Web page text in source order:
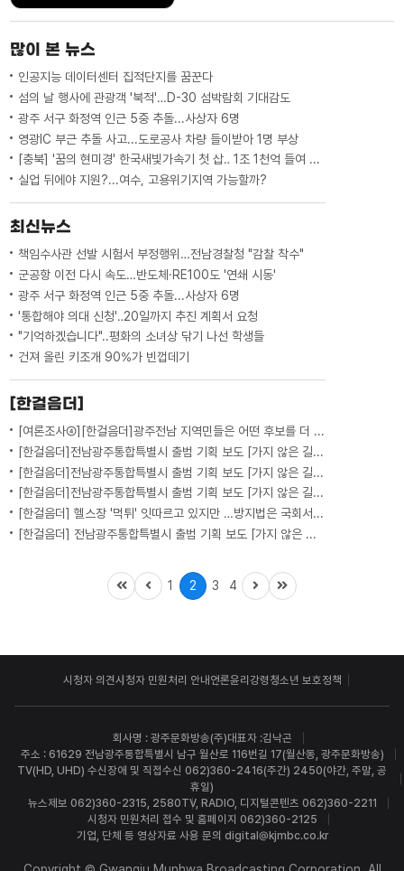
업구조의 고도화가 절실합니다.이재원 기
많이 본 뉴스
인공지능 데이터센터 집적단지를 꿈꾼다
섬의 날 행사에 관광객 '북적'…D-30 섬박람회 기대감도
광주 서구 화정역 인근 5중 추돌...사상자 6명
영광IC 부근 추돌 사고...도로공사 차량 들이받아 1명 부상
[충북] '꿈의 현미경' 한국새빛가속기 첫 삽‥ 1조 1천억 들여 2029년 완공
실업 뒤에야 지원?...여수, 고용위기지역 가능할까?
최신뉴스
책임수사관 선발 시험서 부정행위…전남경찰청 "감찰 착수"
군공항 이전 다시 속도…반도체·RE100도 '연쇄 시동'
광주 서구 화정역 인근 5중 추돌...사상자 6명
'통합해야 의대 신청'‥20일까지 추진 계획서 요청
"기억하겠습니다"..평화의 소녀상 닦기 나선 학생들
건져 올린 키조개 90%가 빈껍데기
[한걸음더]
[여론조사④][한걸음더]광주전남 지역민들은 어떤 후보를 더 선호할까.. 변수는?
[한걸음더]전남광주통합특별시 출범 기획 보도 [가지 않은 길] 5편 프랑스 헌법에 새긴 '지방 분권'..전남광주 통합 성공 조건은?
[한걸음더]전남광주통합특별시 출범 기획 보도 [가지 않은 길] 4편 프랑스 지역 통합 10년 성적표
[한걸음더]전남광주통합특별시 출범 기획 보도 [가지 않은 길] 3편 프랑스 통합 10년 지났지만..."우린 여전히 알자스인"
[한걸음더] 헬스장 '먹튀' 잇따르고 있지만 …방지법은 국회서 낮잠
[한걸음더] 전남광주통합특별시 출범 기획 보도 [가지 않은 길] 2편 지방이 주도한 투자..'유럽 상위 5개 지역' 도약 비결은?
1 2 3 4
시청자 의견시청자 민원처리 안내언론윤리강령 청소년 보호정책
회사명 : 광주문화방송(주)대표자 :김낙곤
주소 : 61629 전남광주통합특별시 남구 월산로 116번길 17(월산동, 광주문화방송)
TV(HD, UHD) 수신장애 및 직접수신 062)360-2416(주간) 2450(야간, 주말, 공
휴일)
뉴스제보 062)360-2315, 2580TV, RADIO, 디지털콘텐츠 062)360-2211
시청자 민원처리 접수 및 홈페이지 062)360-2125
기업, 단체 등 영상자료 사용 문의 digital@kjmbc.co.kr